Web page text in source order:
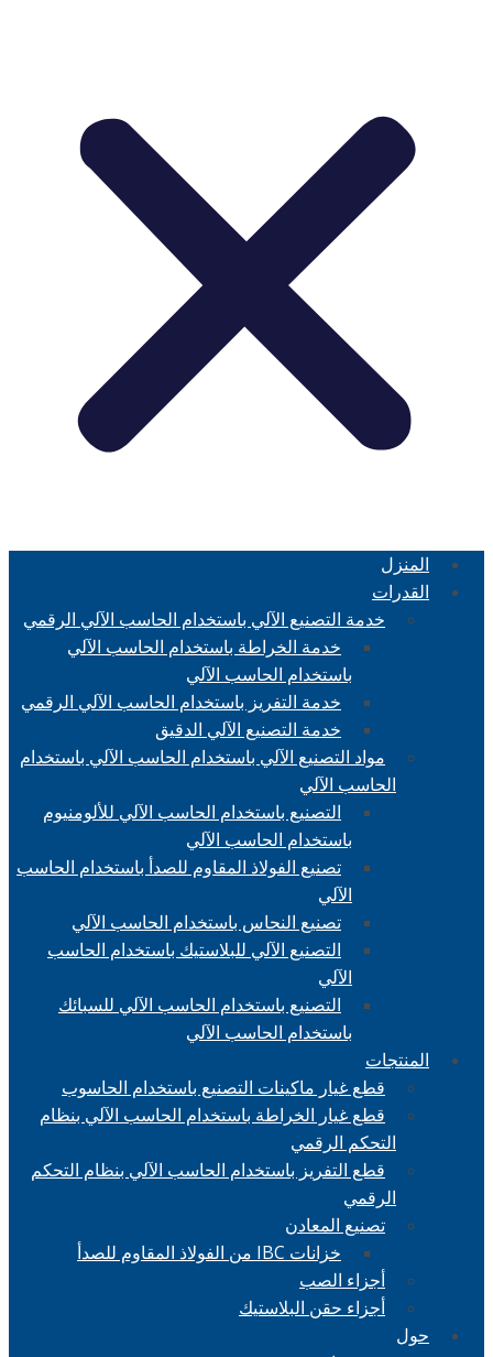
المنزل
القدرات
خدمة التصنيع الآلي باستخدام الحاسب الآلي الرقمي
خدمة الخراطة باستخدام الحاسب الآلي
باستخدام الحاسب الآلي
خدمة التفريز باستخدام الحاسب الآلي الرقمي
خدمة التصنيع الآلي الدقيق
مواد التصنيع الآلي باستخدام الحاسب الآلي باستخدام
الحاسب الآلي
التصنيع باستخدام الحاسب الآلي للألومنيوم
باستخدام الحاسب الآلي
تصنيع الفولاذ المقاوم للصدأ باستخدام الحاسب
الآلي
تصنيع النحاس باستخدام الحاسب الآلي
التصنيع الآلي للبلاستيك باستخدام الحاسب
الآلي
التصنيع باستخدام الحاسب الآلي للسبائك
باستخدام الحاسب الآلي
المنتجات
قطع غيار ماكينات التصنيع باستخدام الحاسوب
قطع غيار الخراطة باستخدام الحاسب الآلي بنظام
التحكم الرقمي
قطع التفريز باستخدام الحاسب الآلي بنظام التحكم
الرقمي
تصنيع المعادن
خزانات IBC من الفولاذ المقاوم للصدأ
أجزاء الصب
أجزاء حقن البلاستيك
حول